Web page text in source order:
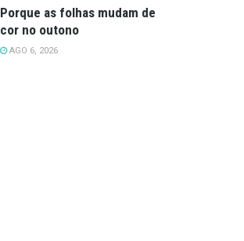
Porque as folhas mudam de
cor no outono
AGO 6, 2026